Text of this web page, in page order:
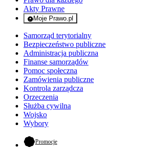
Akty Prawne
Moje Prawo.pl
- rejestracja i logowanie do serwisu
Samorząd terytorialny
Bezpieczeństwo publiczne
Administracja publiczna
Finanse samorządów
Pomoc społeczna
Zamówienia publiczne
Kontrola zarządcza
Orzeczenia
Służba cywilna
Wojsko
Wybory
Promocje- otwiera się w nowej karcie